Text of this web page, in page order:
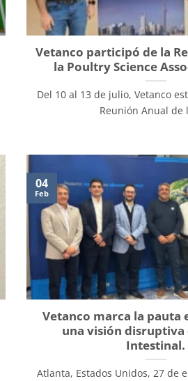
Vetanco participó de la
la Poultry Science
Del 10 al 13 de julio, Vetanco
Reunión Anual de
Vetanco marca la pauta
una visión disruptiva
Intestinal.
Atlanta, Estados Unidos, 27 de
04
Feb